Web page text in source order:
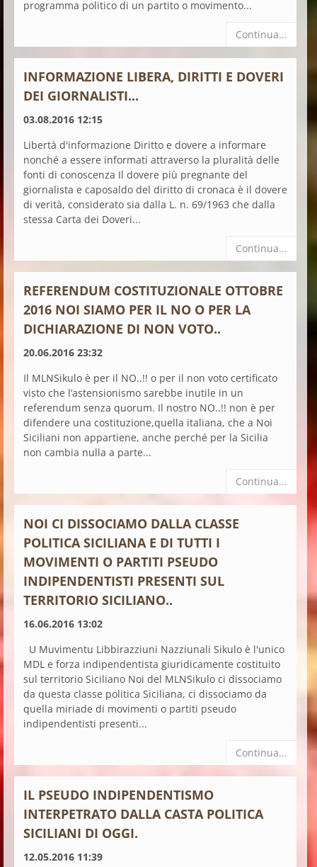
programma politico di un partito o movimento...
Continua...
INFORMAZIONE LIBERA, DIRITTI E DOVERI
DEI GIORNALISTI...
03.08.2016 12:15
Libertà d'informazione Diritto e dovere a informare
nonché a essere informati attraverso la pluralità delle
fonti di conoscenza Il dovere più pregnante del
giornalista e caposaldo del diritto di cronaca è il dovere
di verità, considerato sia dalla L. n. 69/1963 che dalla
stessa Carta dei Doveri...
Continua...
REFERENDUM COSTITUZIONALE OTTOBRE
2016 NOI SIAMO PER IL NO O PER LA
DICHIARAZIONE DI NON VOTO..
20.06.2016 23:32
Il MLNSikulo è per il NO..!! o per il non voto certificato
visto che l’astensionismo sarebbe inutile in un
referendum senza quorum. Il nostro NO..!! non è per
difendere una costituzione,quella italiana, che a Noi
Siciliani non appartiene, anche perché per la Sicilia
non cambia nulla a parte...
Continua...
NOI CI DISSOCIAMO DALLA CLASSE
POLITICA SICILIANA E DI TUTTI I
MOVIMENTI O PARTITI PSEUDO
INDIPENDENTISTI PRESENTI SUL
TERRITORIO SICILIANO..
16.06.2016 13:02
U Muvimentu Libbirazziuni Nazziunali Sikulo è l'unico
MDL e forza indipendentista giuridicamente costituito
sul territorio Siciliano Noi del MLNSikulo ci dissociamo
da questa classe politica Siciliana, ci dissociamo da
quella miriade di movimenti o partiti pseudo
indipendentisti presenti...
Continua...
IL PSEUDO INDIPENDENTISMO
INTERPETRATO DALLA CASTA POLITICA
SICILIANI DI OGGI.
12.05.2016 11:39